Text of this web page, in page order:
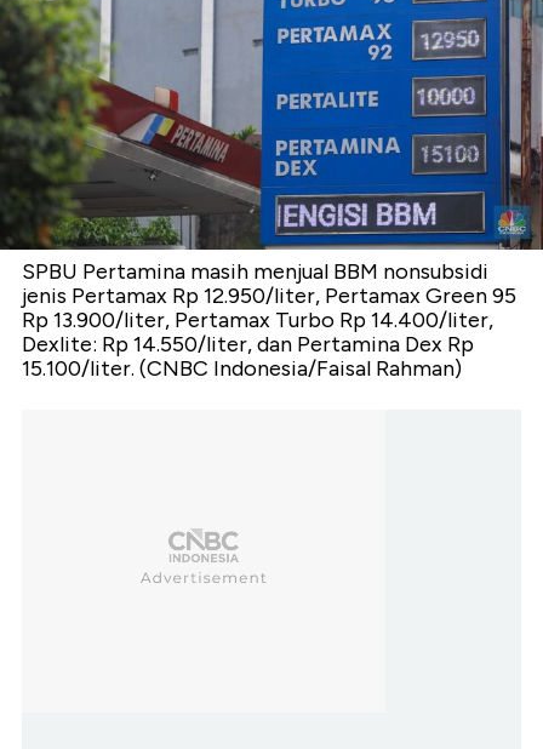
SPBU Pertamina masih menjual BBM nonsubsidi
jenis Pertamax Rp 12.950/liter, Pertamax Green 95
Rp 13.900/liter, Pertamax Turbo Rp 14.400/liter,
Dexlite: Rp 14.550/liter, dan Pertamina Dex Rp
15.100/liter. (CNBC Indonesia/Faisal Rahman)